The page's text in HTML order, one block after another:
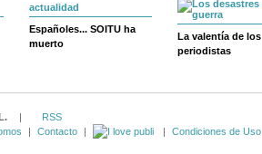
actualidad
Españoles... SOITU ha
muerto
La valentía de los
periodistas
|
RSS
| Contacto | | Condiciones de Uso